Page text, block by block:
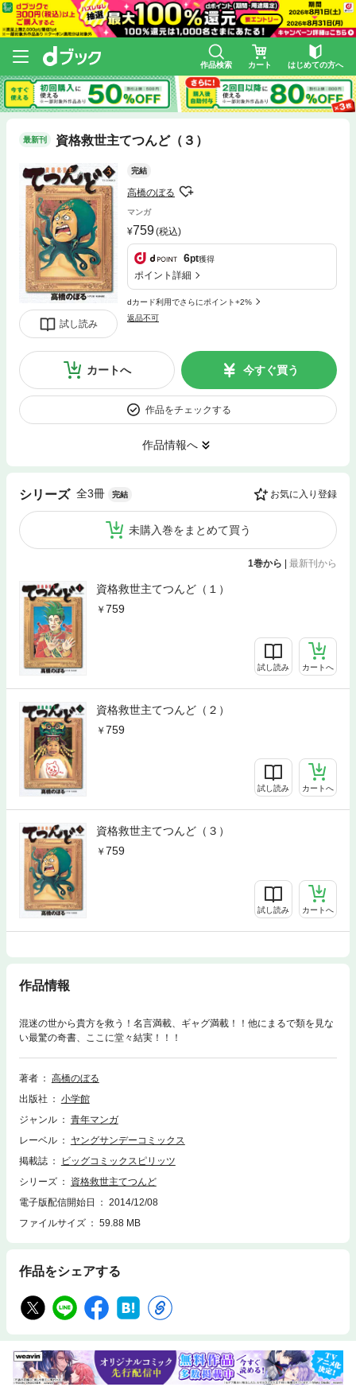
作品検索 カート はじめての方へ
最新刊 資格救世主てつんど（３）
試し読み
完結
高橋のぼる
マンガ
759(税込)
6pt獲得
ポイント詳細
dカード利用でさらにポイント+2%
返品不可
カートへ 今すぐ買う
作品をチェックする
作品情報へ
シリーズ 全3冊 完結 お気に入り登録
未購入巻をまとめて買う
1巻から | 最新刊から
資格救世主てつんど（１）
759
試し読み カートへ
資格救世主てつんど（２）
759
試し読み カートへ
資格救世主てつんど（３）
759
試し読み カートへ
作品情報
混迷の世から貴方を救う！名言満載、ギャグ満載！！他にまるで類を見な
い最驚の奇書、ここに堂々結実！！！
著者
高橋のぼる
出版社
小学館
ジャンル
青年マンガ
レーベル
ヤングサンデーコミックス
掲載誌
ビッグコミックスピリッツ
シリーズ
資格救世主てつんど
電子版配信開始日
2014/12/08
ファイルサイズ
59.88 MB
作品をシェアする